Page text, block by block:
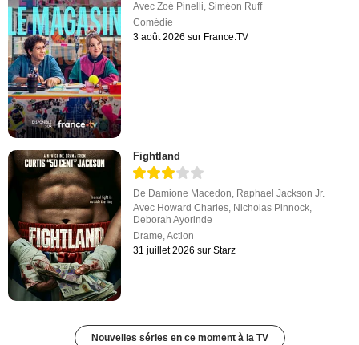
AvecZoé Pinelli,Siméon Ruff
Comédie
3 août 2026 sur France.TV
Fightland
De Damione Macedon Raphael Jackson Jr.
Avec Howard Charles Nicholas Pinnock
Deborah Ayorinde
Drame ,Action
31 juillet 2026 sur Starz
Nouvelles séries en ce moment à la TV